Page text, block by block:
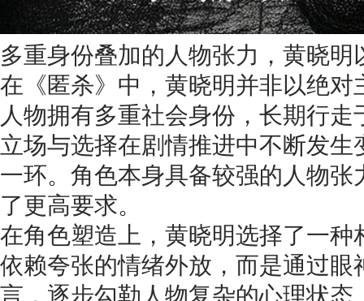
多重身份叠加的人物张力，黄晓
在《匿杀》中，黄晓明并非以绝对
人物拥有多重社会身份，长期行
立场与选择在剧情推进中不断发
一环。角色本身具备较强的人物
了更高要求。
在角色塑造上，黄晓明选择了一
依赖夸张的情绪外放，而是通过
言，逐步勾勒人物复杂的心理状